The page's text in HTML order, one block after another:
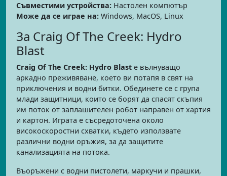
Съвместими устройства: Настолен компютър
Може да се играе на: Windows, MacOS, Linux
За Craig Of The Creek: Hydro
Blast
Craig Of The Creek: Hydro Blast е вълнуващо
аркадно преживяване, което ви потапя в свят на
приключения и водни битки. Обединете се с група
млади защитници, които се борят да спасят скъпия
им поток от заплашителен робот направен от хартия
и картон. Играта е съсредоточена около
високоскоростни схватки, където използвате
различни водни оръжия, за да защитите
канализацията на потока.
Въоръжени с водни пистолети, маркучи и прашки,